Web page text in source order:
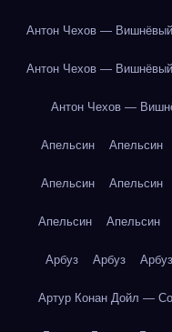
Антон Чехов —
Антон Чехов —
Антон Чехов —
Апельсин Апельсин
Апельсин Апельсин
Апельсин Апельсин
Арбуз Арбуз Арбуз
Артур Конан Дойл —